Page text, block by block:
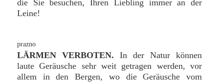
die Sie besuchen, Ihren Liebling immer an der
Leine!
LÄRMEN VERBOTEN. In der Natur können
laute Geräusche sehr weit getragen werden, vor
allem in den Bergen, wo die Geräusche vom